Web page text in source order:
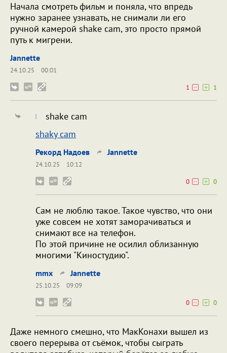
Начала смотреть фильм и поняла, что впредь
нужно заранее узнавать, не снимали ли его
ручной камерой shake cam, это просто прямой
путь к мигрени.
Jannette
24.10.25
00:01
1
1
shake cam
shaky cam
Рекорд Надоев Jannette
24.10.25
10:12
0
0
Сам не люблю такое. Такое чувство, что они
уже совсем не хотят заморачиваться и
снимают все на телефон.
По этой причине не осилил облизанную
многими "Киностудию".
mmx Jannette
25.10.25
09:09
0
0
Даже немного смешно, что МакКонахи вышел из
своего перерыва от съёмок, чтобы сыграть